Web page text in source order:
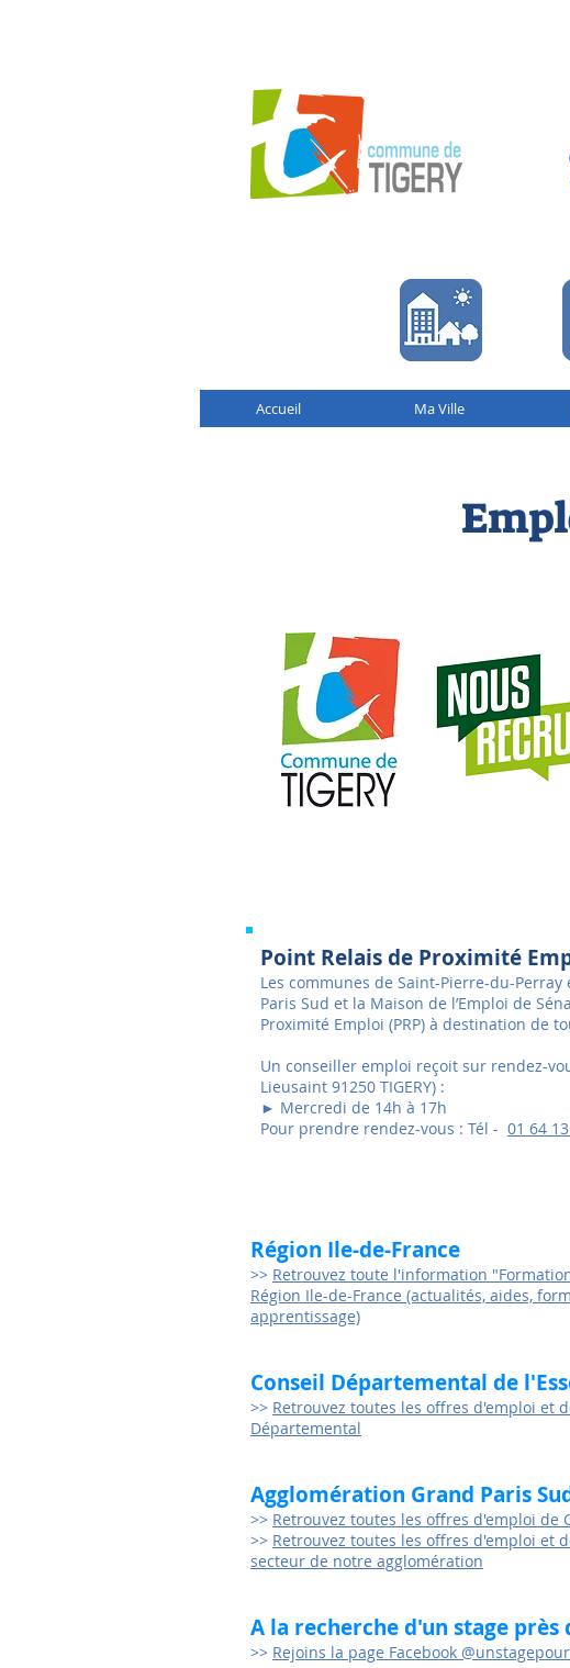
Accueil Ma Ville
Point Relais de Proximité
Les communes de Saint-Pierre-du-
Paris Sud et la Maison de l’Emploi de
Proximité Emploi (PRP) à destination de
Un conseiller emploi reçoit sur rendez-
Lieusaint 91250 TIGERY) :
► Mercredi de 14h à 17h
Pour prendre rendez-vous : Tél - 01 64
Région Ile-de-France
>> Retrouvez toute l'information
Région Ile-de-France (actualités, aides,
apprentissage)
Conseil Départemental de
>> Retrouvez toutes les offres d'emploi et
Départemental
Agglomération Grand Paris
>> Retrouvez toutes les offres d'emploi de
>> Retrouvez toutes les offres d'emploi et
secteur de notre agglomération
A la recherche d'un stage près
>> Rejoins la page Facebook